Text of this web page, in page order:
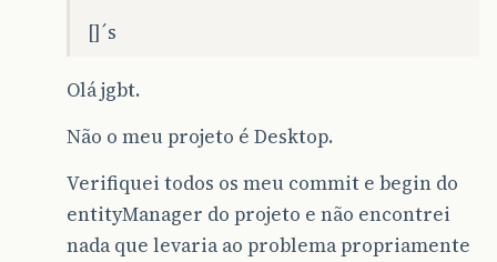
[]´s
Olá jgbt.
Não o meu projeto é Desktop.
Verifiquei todos os meu commit e begin do
entityManager do projeto e não encontrei
nada que levaria ao problema propriamente